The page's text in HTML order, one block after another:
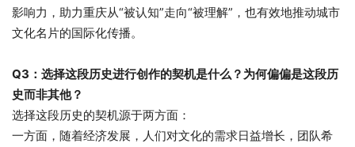
影响力，助力重庆从“被认知”走向“被理解”，也有效地推动城市
文化名片的国际化传播。
Q3：选择这段历史进行创作的契机是什么？为何偏偏是这段历
史而非其他？
选择这段历史的契机源于两方面：
一方面，随着经济发展，人们对文化的需求日益增长，团队希